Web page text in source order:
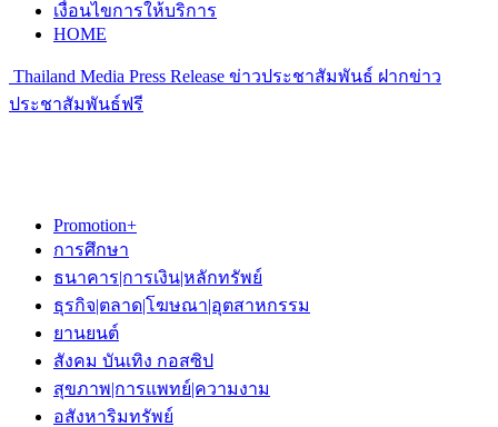
เงื่อนไขการให้บริการ
HOME
Thailand Media Press Release ข่าวประชาสัมพันธ์ ฝากข่าว
ประชาสัมพันธ์ฟรี
Promotion+
การศึกษา
ธนาคาร|การเงิน|หลักทรัพย์
ธุรกิจ|ตลาด|โฆษณา|อุตสาหกรรม
ยานยนต์
สังคม บันเทิง กอสซิป
สุขภาพ|การแพทย์|ความงาม
อสังหาริมทรัพย์